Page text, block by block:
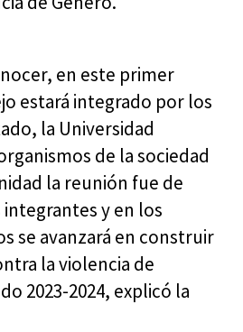
en este primer
estará integrado por los
la Universidad
de la sociedad
la reunión fue de
y en los
se avanzará en construir
la violencia de
2023-2024, explicó la